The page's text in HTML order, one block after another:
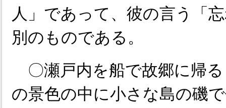
人」であって、彼の言う「
別のものである。
〇瀬戸内を船で故郷に帰
の景色の中に小さな島の磯